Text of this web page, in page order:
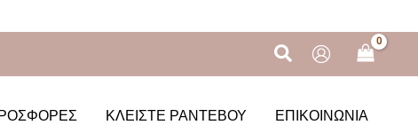
Αναζήτηση
ΚΛΕΊΣΤΕ ΡΑΝΤΕΒΟΎ ΕΠΙΚΟΙΝΩΝΊΑ